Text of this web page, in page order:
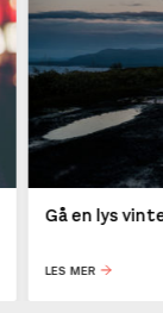
Gå en lys
LES MER